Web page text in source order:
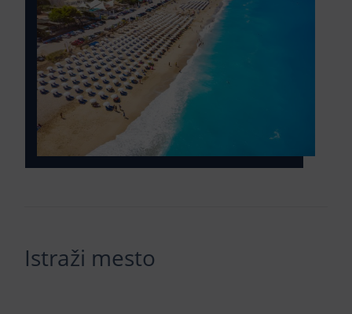
Istraži mesto